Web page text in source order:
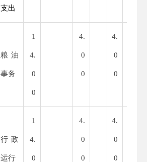
支出
粮油
事务
1
4.
0
0
4.
0
0
4.
0
0
行政
运行
1
4.
0
4.
0
0
4.
0
0